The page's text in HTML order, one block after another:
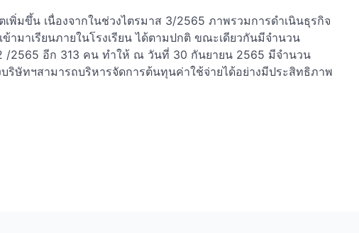
พิ่มขึ้น เนื่องจากในช่วงไตรมาส 3/2565 ภาพรวมการดำเนินธุรกิจ
ามาเรียนภายในโรงเรียน ได้ตามปกติ ขณะเดียวกันมีจำนวน
/2565 อีก 313 คน ทำให้ ณ วันที่ 30 กันยายน 2565 มีจำนวน
ริษัทฯสามารถบริหารจัดการต้นทุนค่าใช้จ่ายได้อย่างมีประสิทธิภาพ